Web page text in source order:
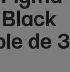
de 3